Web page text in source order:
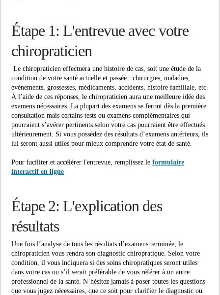
Étape 1: L'entrevue avec votre
chiropraticien
Le chiropraticien effectuera une histoire de cas, soit une étude de la
condition de votre santé actuelle et passée : chirurgies, maladies,
événements, grossesses, médicaments, accidents, histoire familiale, etc.
À l’aide de ces réponses, le chiropraticien aura une meilleure idée des
examens nécessaires. La plupart des examens se feront dès la première
consultation mais certains tests ou examens complémentaires qui
pourraient s’avérer pertinents selon votre cas pourraient être effectués
ultérieurement. Si vous possédez des résultats d’examens antérieurs, ils
lui seront aussi utiles pour mieux comprendre votre état de santé.
Pour faciliter et accélérer l'entrevue, remplissez leformulaire
interactif en ligne
Étape 2: L'explication des
résultats
Une fois l’analyse de tous les résultats d’examens terminée, le
chiropraticien vous rendra son diagnostic chiropratique. Selon votre
condition, il vous indiquera si des soins chiropratiques seront utiles
dans votre cas ou s’il serait préférable de vous référer à un autre
professionnel de la santé. N’hésitez jamais à poser toutes les questions
que vous jugez nécessaires, que ce soit pour clarifier le diagnostic ou